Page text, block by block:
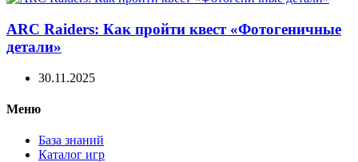
ARC Raiders: Как пройти квест «Фотогеничные
детали»
30.11.2025
Меню
База знаний
Каталог игр